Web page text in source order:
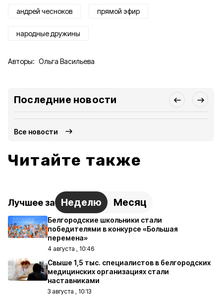
андрей чесноков прямой эфир
народные дружины
Авторы: Ольга Васильева
Последние новости
Все новости
Читайте также
Лучшее за Неделю Месяц
Белгородские школьники стали
победителями в конкурсе «Большая
перемена»
4 августа , 10:46
Свыше 1,5 тыс. специалистов в белгородских
медицинских организациях стали
наставниками
3 августа , 10:13